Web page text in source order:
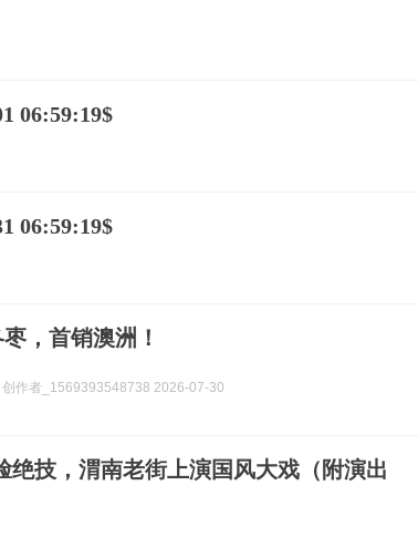
06:59:19$
06:59:19$
，首销澳洲！
创作者_1569393548738 2026-07-30
绝技，渭南老街上演国风大戏（附演出